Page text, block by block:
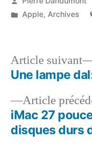
par
Publié
Apple, Archives
Navigation
de
l’article
Article
iMac 27
disques durs
Article suivant
Une lampe